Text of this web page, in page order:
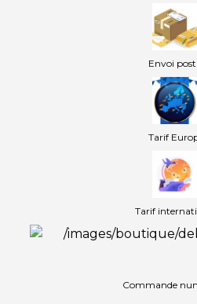
Envoi
Tarif
Tarif
Commande